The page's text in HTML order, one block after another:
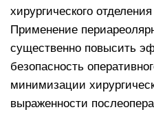
хирургического
Применение
существенно повысить
безопасность
минимизации
выраженности